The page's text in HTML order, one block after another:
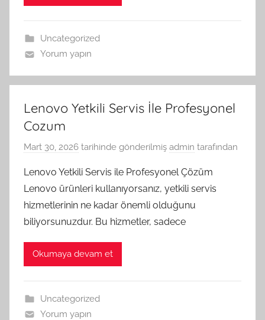
Uncategorized
Yorum yapın
Lenovo Yetkili Servis İle Profesyonel
Cozum
Mart 30, 2026 tarihinde gönderilmiş admin tarafından
Lenovo Yetkili Servis ile Profesyonel Çözüm
Lenovo ürünleri kullanıyorsanız, yetkili servis
hizmetlerinin ne kadar önemli olduğunu
biliyorsunuzdur. Bu hizmetler, sadece
Okumaya devam et
Uncategorized
Yorum yapın